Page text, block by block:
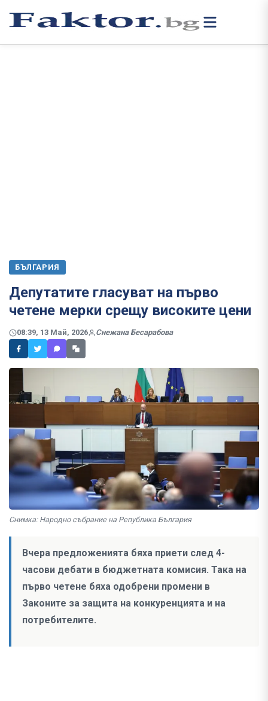
БЪЛГАРИЯ
Депутатите гласуват на първо
четене мерки срещу високите цени
08:39, 13 Май, 2026 Снежана Бесарабова
Снимка: Народно събрание на Република България
Вчера предложенията бяха приети след 4-
часови дебати в бюджетната комисия. Така на
първо четене бяха одобрени промени в
Законите за защита на конкуренцията и на
потребителите.